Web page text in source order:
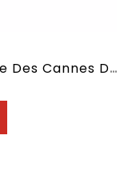
Manchon Abrasif Pour Flèche Des Cannes De Billard